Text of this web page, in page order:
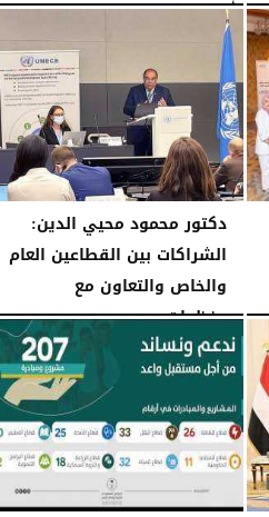
الأربعاء، 6 مارس 2024 11:10 صـ
دكتور محمود محيي الدين:
الشراكات بين القطاعين العام
والخاص والتعاون مع
منظمات...
الثلاثاء، 18 أكتوبر 2022 08:12 صـ